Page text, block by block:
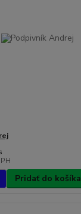
Pridať do košíka